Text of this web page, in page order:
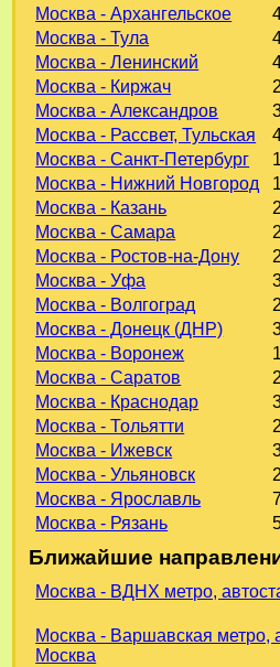
Москва - Архангельское
Москва - Тула
Москва - Ленинский
Москва - Киржач
Москва - Александров
Москва - Рассвет, Тульская
Москва - Санкт-Петербург
Москва - Нижний Новгород
Москва - Казань
Москва - Самара
Москва - Ростов-на-Дону
Москва - Уфа
Москва - Волгоград
Москва - Донецк (ДНР)
Москва - Воронеж
Москва - Саратов
Москва - Краснодар
Москва - Тольятти
Москва - Ижевск
Москва - Ульяновск
Москва - Ярославль
Москва - Рязань
Ближайшие
Москва - ВДНХ метро,
Москва - Варшавская метро,
Москва